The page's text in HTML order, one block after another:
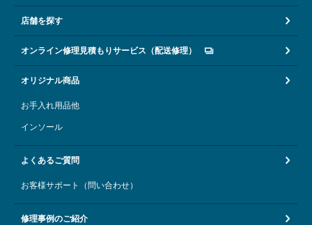
店舗を探す
オンライン修理見積もりサービス（配送修理）
オリジナル商品
お手入れ用品他
インソール
よくあるご質問
お客様サポート（問い合わせ）
修理事例のご紹介